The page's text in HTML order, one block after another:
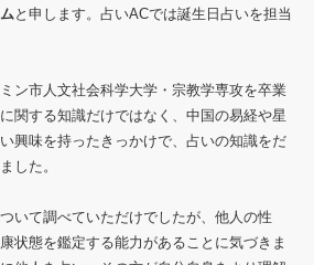
と申します。占いACでは誕生日占いを担当
ン市人文社会科学大学・宗教学専攻を卒業
関する知識だけではなく、中国の易経や星
興味を持ったきっかけで、占いの知識をだ
した。
いて調べていただけでしたが、他人の性
状態を鑑定する能力があることに気づきま